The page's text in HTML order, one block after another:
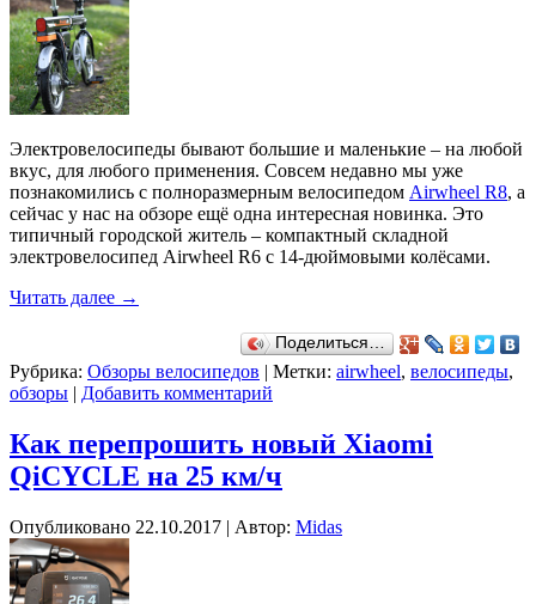
Электровелосипеды бывают большие и маленькие – на любой
вкус, для любого применения. Совсем недавно мы уже
познакомились с полноразмерным велосипедом Airwheel R8, а
сейчас у нас на обзоре ещё одна интересная новинка. Это
типичный городской житель – компактный складной
электровелосипед Airwheel R6 с 14-дюймовыми колёсами.
Читать далее →
Поделиться…
Рубрика: Обзоры велосипедов | Метки: airwheel, велосипеды,
обзоры | Добавить комментарий
Как перепрошить новый Xiaomi
QiCYCLE на 25 км/ч
Опубликовано 22.10.2017 | Автор: Midas